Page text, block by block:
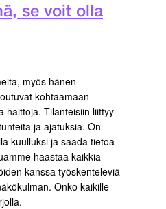
se voit olla
myös hänen
kohtaamaan
haittoja. Tilanteisiin liittyy
ja ajatuksia. On
kuulluksi ja saada tietoa
haastaa kaikkia
kanssa työskenteleviä
Onko kaikille